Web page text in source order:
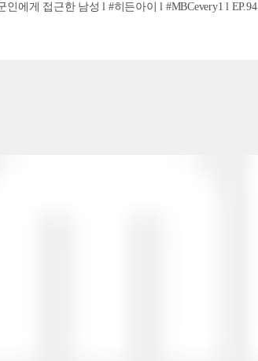
에게 접근한 남성 l #히든아이 l #MBCevery1 l EP.94